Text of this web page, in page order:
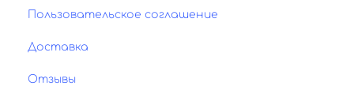
Пользовательское соглашение
Доставка
Отзывы